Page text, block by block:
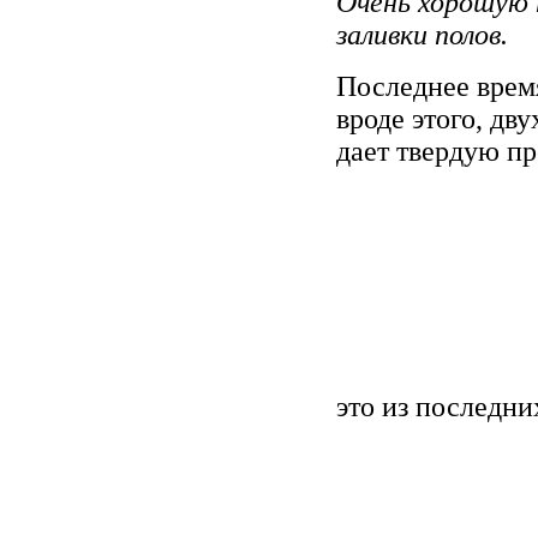
заливки полов.
Последнее
вроде этого,
дает твердую
это из